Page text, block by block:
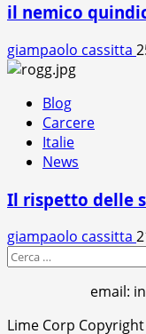
il nemico
giampaolo cassitta
Blog
Carcere
Italie
News
Il rispetto delle
giampaolo cassitta
Ricerca
email:
Lime Corp